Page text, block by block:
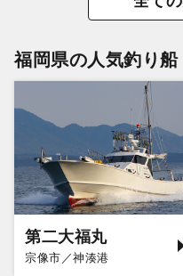
福岡県の人気釣り船
第二大福丸
宗像市／神湊港